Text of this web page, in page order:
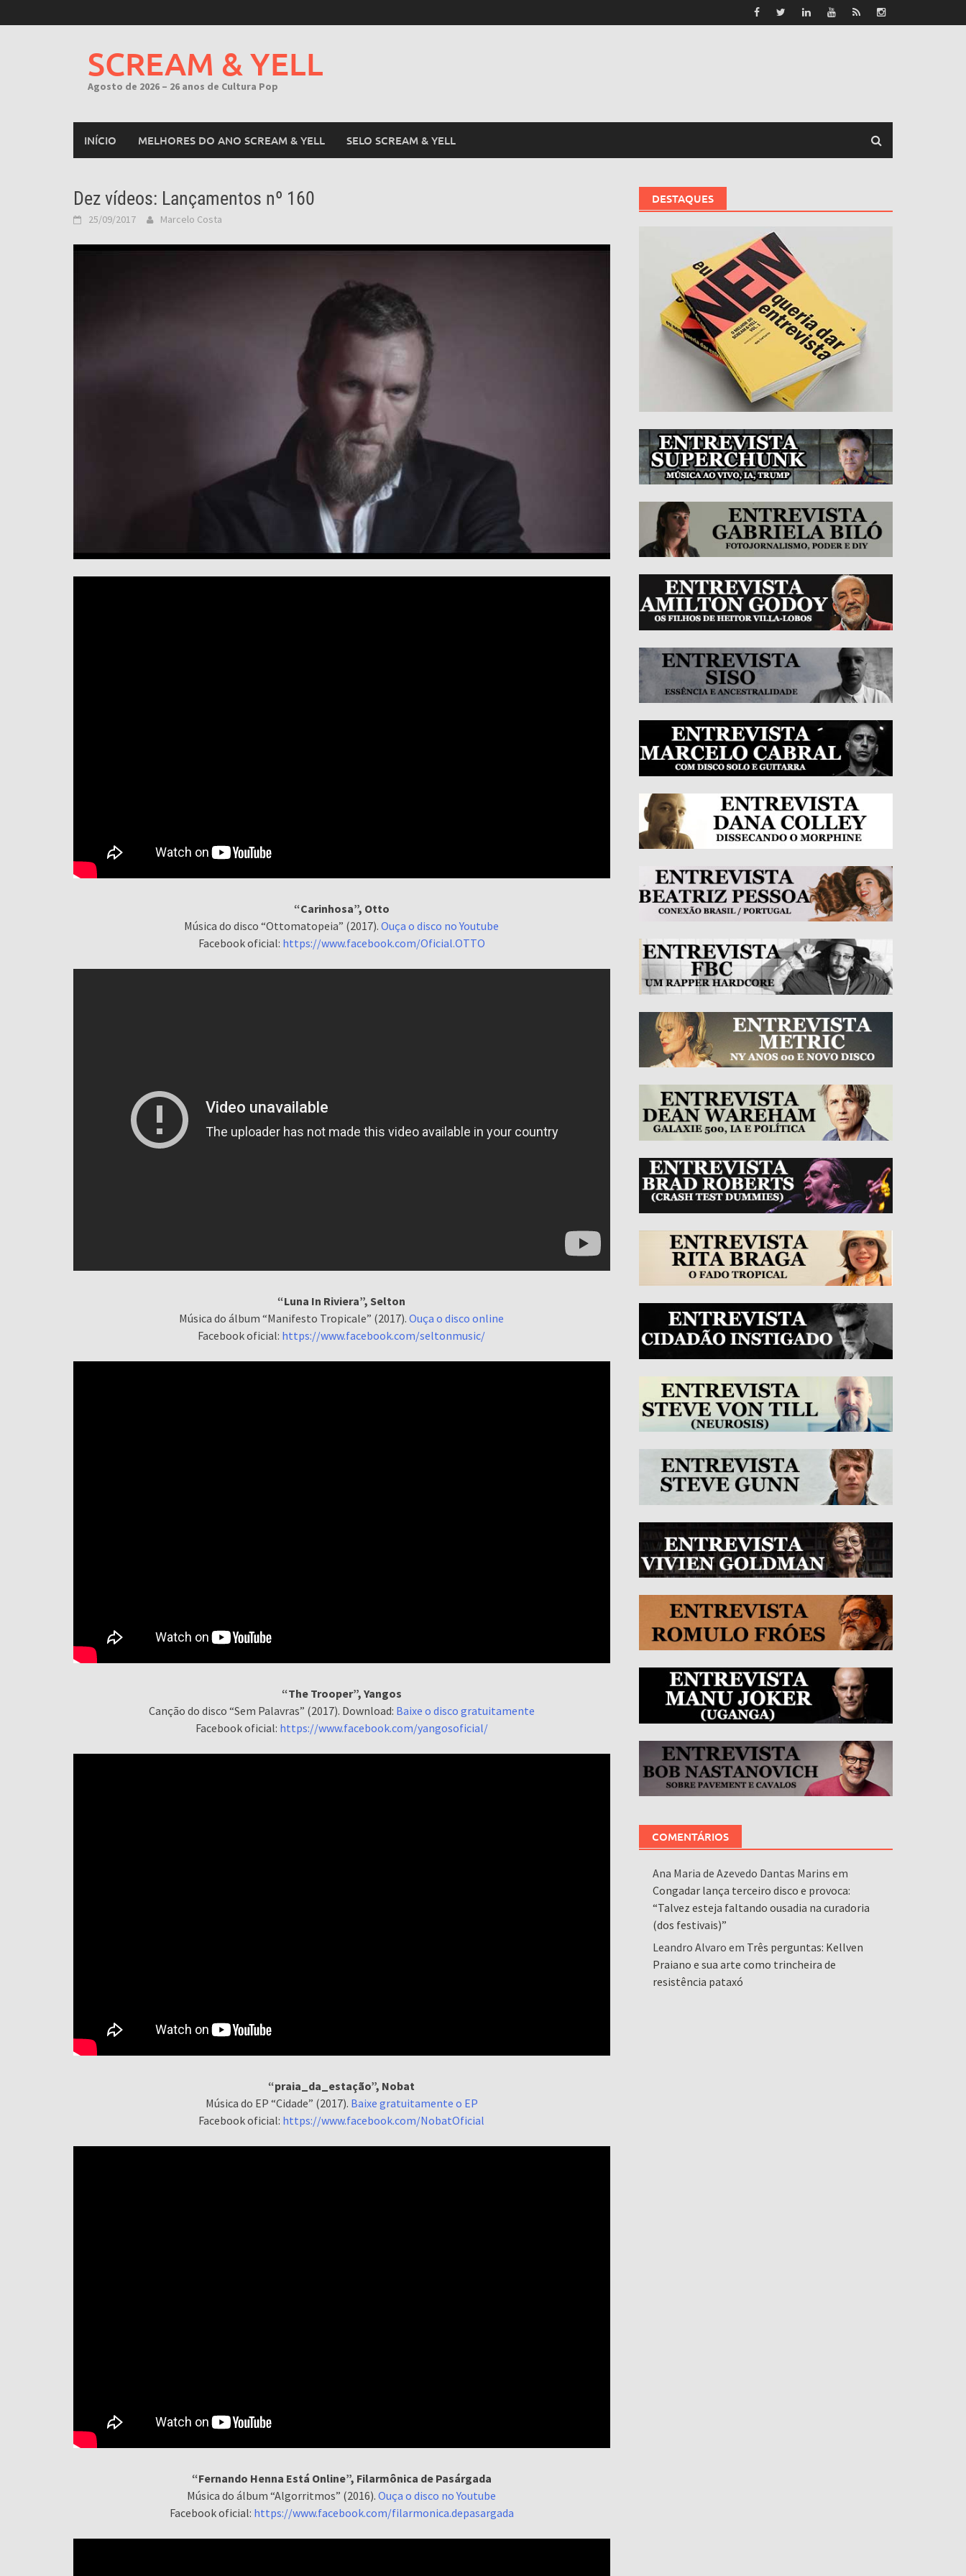
to
SCREAM & YELL
Agosto de 2026 – 26 anos de Cultura Pop
INÍCIO MELHORES DO ANO SCREAM & YELL SELO SCREAM & YELL
Dez vídeos: Lançamentos nº 160
25/09/2017 Marcelo Costa
“Carinhosa”, Otto
Música do disco “Ottomatopeia” (2017).Ouça o disco no Youtube
Facebook oficial: https://www.facebook.com/Oficial.OTTO
“Luna In Riviera”, Selton
Música do álbum “Manifesto Tropicale” (2017).Ouça o disco online
Facebook oficial: https://www.facebook.com/seltonmusic/
“The Trooper”, Yangos
Canção do disco “Sem Palavras” (2017). Download: Baixe o disco gratuitamente
Facebook oficial: https://www.facebook.com/yangosoficial/
“praia_da_estação”, Nobat
Música do EP “Cidade” (2017). Baixe gratuitamente o EP
Facebook oficial: https://www.facebook.com/NobatOficial
“Fernando Henna Está Online”, Filarmônica de Pasárgada
Música do álbum “Algorritmos” (2016).Ouça o disco no Youtube
Facebook oficial: https://www.facebook.com/filarmonica.depasargada
DESTAQUES
COMENTÁRIOS
Ana Maria de Azevedo Dantas Marins em
Congadar lança terceiro disco e provoca:
“Talvez esteja faltando ousadia na curadoria
(dos festivais)”
Leandro Alvaro em Três perguntas: Kellven
Praiano e sua arte como trincheira de
resistência pataxó